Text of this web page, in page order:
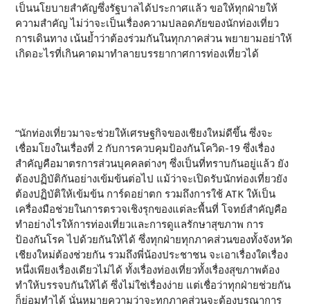
เป็นนโยบายสำคัญซึ่งรัฐบาลได้ประกาศแล้ว ขอให้ทุกฝ่ายให้
ความสำคัญ ไม่ว่าจะเป็นเรื่องความปลอดภัยของนักท่องเที่ยว
การเดินทาง เน้นย้ำว่าต้องร่วมกันในทุกภาคส่วน พยายามอย่าให้
เกิดอะไรที่เกินคาดมาทำลายบรรยากาศการท่องเที่ยวได้
“นักท่องเที่ยวมาจะช่วยให้เศรษฐกิจของเชียงใหม่ดีขึ้น ซึ่งจะ
เชื่อมโยงในเรื่องที่ 2 กับการควบคุมป้องกันโควิด-19 ซึ่งเรื่อง
สำคัญคือมาตรการส่วนบุคคลต่างๆ ซึ่งเป็นที่ทราบกันอยู่แล้ว ยัง
ต้องปฏิบัติกันอย่างเข้มข้นต่อไป แม้ว่าจะเปิดรับนักท่องเที่ยวยัง
ต้องปฏิบัติให้เข้มข้น การ์ดอย่าตก รวมถึงการใช้ ATK ให้เป็น
เครื่องมือช่วยในการตรวจเชิงรุกของแต่ละพื้นที่ โจทย์สำคัญคือ
ทำอย่างไรให้การท่องเที่ยวและการดูแลรักษาสุขภาพ การ
ป้องกันโรค ไปด้วยกันให้ได้ ซึ่งทุกฝ่ายทุกภาคส่วนของทั้งจังหวัด
เชียงใหม่ต้องช่วยกัน รวมถึงพี่น้องประชาชน จะเอาเรื่องใดเรื่อง
หนึ่งเพียงเรื่องเดียวไม่ได้ ทั้งเรื่องท่องเที่ยวทั้งเรื่องสุขภาพต้อง
ทำให้บรรจบกันให้ได้ ซึ่งไม่ใช่เรื่องง่าย แต่เชื่อว่าทุกฝ่ายช่วยกัน
ก็ย่อมทำได้ นั่นหมายความว่าจะทุกภาคส่วนจะต้องบูรณาการ